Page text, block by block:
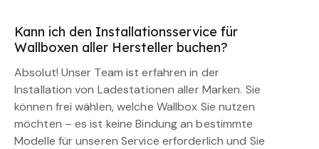
Kann ich den Installationsservice für
Wallboxen aller Hersteller buchen?
Absolut! Unser Team ist erfahren in der
Installation von Ladestationen aller Marken. Sie
können frei wählen, welche Wallbox Sie nutzen
möchten – es ist keine Bindung an bestimmte
Modelle für unseren Service erforderlich und Sie